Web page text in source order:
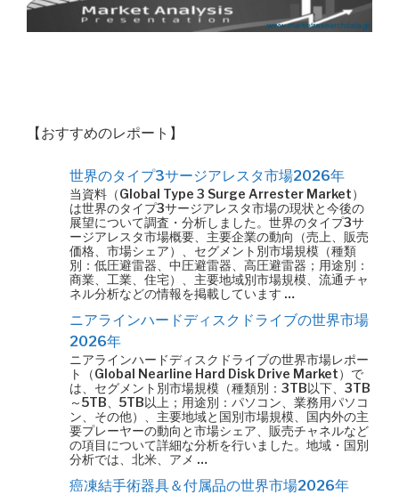
【おすすめのレポート】
世界のタイプ3サージアレスタ市場2026年
当資料（Global Type 3 Surge Arrester Market）
は世界のタイプ3サージアレスタ市場の現状と今後の
展望について調査・分析しました。世界のタイプ3サ
ージアレスタ市場概要、主要企業の動向（売上、販売
価格、市場シェア）、セグメント別市場規模（種類
別：低圧避雷器、中圧避雷器、高圧避雷器；用途別：
商業、工業、住宅）、主要地域別市場規模、流通チャ
ネル分析などの情報を掲載しています …
ニアラインハードディスクドライブの世界市場
2026年
ニアラインハードディスクドライブの世界市場レポー
ト（Global Nearline Hard Disk Drive Market）で
は、セグメント別市場規模（種類別：3TB以下、3TB
～5TB、5TB以上；用途別：パソコン、業務用パソコ
ン、その他）、主要地域と国別市場規模、国内外の主
要プレーヤーの動向と市場シェア、販売チャネルなど
の項目について詳細な分析を行いました。地域・国別
分析では、北米、アメ …
癌凍結手術器具＆付属品の世界市場2026年